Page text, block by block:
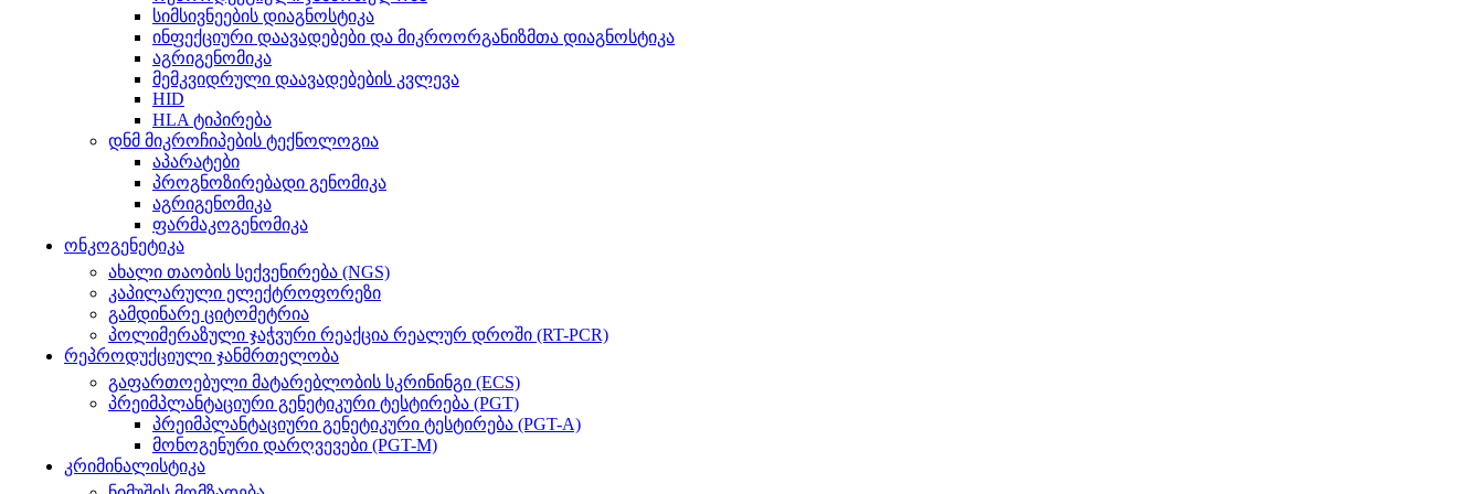
სიმსივნეების დიაგნოსტიკა
ინფექციური დაავადებები და მიკროორგანიზმთა დიაგნოსტიკა
აგრიგენომიკა
მემკვიდრული დაავადებების კვლევა
HID
HLA ტიპირება
დნმ მიკროჩიპების ტექნოლოგია
აპარატები
პროგნოზირებადი გენომიკა
აგრიგენომიკა
ფარმაკოგენომიკა
ონკოგენეტიკა
ახალი თაობის სექვენირება (NGS)
კაპილარული ელექტროფორეზი
გამდინარე ციტომეტრია
პოლიმერაზული ჯაჭვური რეაქცია რეალურ დროში (RT-PCR)
რეპროდუქციული ჯანმრთელობა
გაფართოებული მატარებლობის სკრინინგი (ECS)
პრეიმპლანტაციური გენეტიკური ტესტირება (PGT)
პრეიმპლანტაციური გენეტიკური ტესტირება (PGT-A)
მონოგენური დარღვევები (PGT-M)
კრიმინალისტიკა